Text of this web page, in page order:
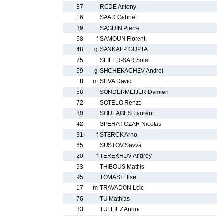
87
RODE Antony
16
SAAD Gabriel
39
SAGUIN Pierre
68
f SAMOUN Florent
48
g SANKALP GUPTA
75
SEILER-SAR Solal
59
g SHCHEKACHEV Andrei
8
m SILVA David
58
SONDERMEIJER Damien
72
SOTELO Renzo
80
SOULAGES Laurent
42
SPERAT CZAR Nicolas
31
f STERCK Arno
65
SUSTOV Savva
20
f TEREKHOV Andrey
93
THIBOUS Mathis
95
TOMASI Elise
17
m TRAVADON Loic
76
TU Mathias
33
TULLIEZ Andre